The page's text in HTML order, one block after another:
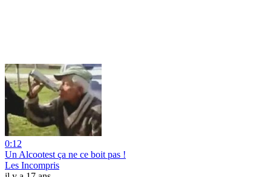
0:12
Un Alcootest ça ne ce boit pas !
Les Incompris